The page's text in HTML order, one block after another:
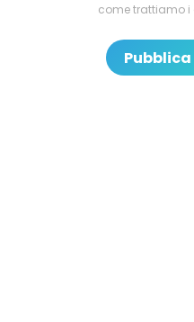
come trattiamo i